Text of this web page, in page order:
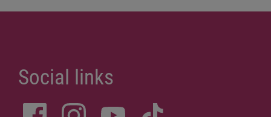
Social links